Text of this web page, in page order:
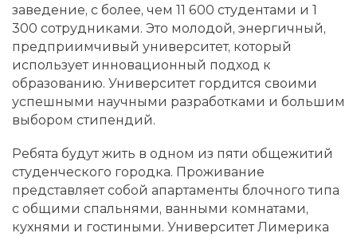
заведение, с более, чем 11 600 студентами и 1
300 сотрудниками. Это молодой, энергичный,
предприимчивый университет, который
использует инновационный подход к
образованию. Университет гордится своими
успешными научными разработками и большим
выбором стипендий.
Ребята будут жить в одном из пяти общежитий
студенческого городка. Проживание
представляет собой апартаменты блочного типа
с общими спальнями, ванными комнатами,
кухнями и гостиными. Университет Лимерика